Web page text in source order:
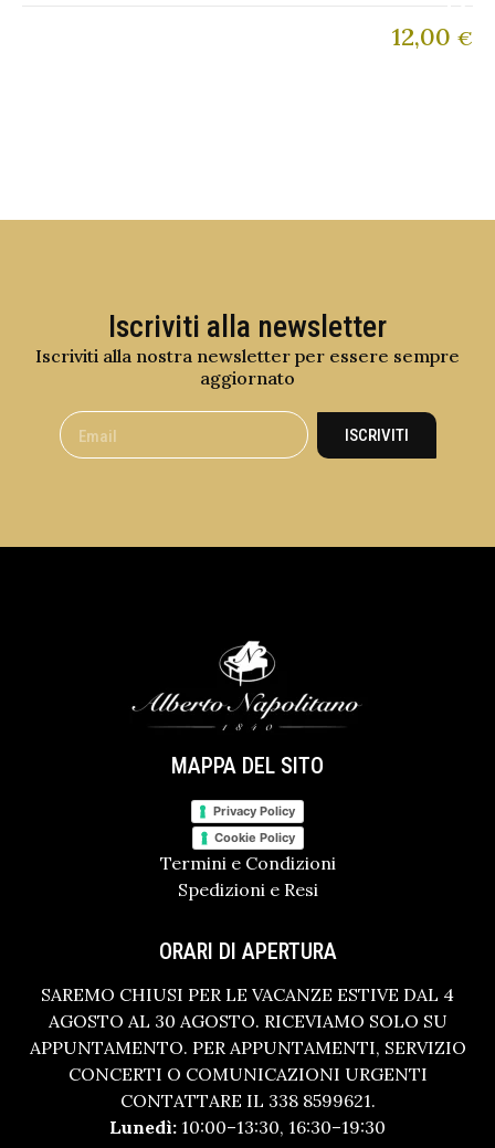
12,00 €
Iscriviti alla newsletter
Iscriviti alla nostra newsletter per essere sempre
aggiornato
ISCRIVITI
MAPPA DEL SITO
Privacy Policy
Cookie Policy
Termini e Condizioni
Spedizioni e Resi
ORARI DI APERTURA
SAREMO CHIUSI PER LE VACANZE ESTIVE DAL 4
AGOSTO AL 30 AGOSTO. RICEVIAMO SOLO SU
APPUNTAMENTO. PER APPUNTAMENTI, SERVIZIO
CONCERTI O COMUNICAZIONI URGENTI
CONTATTARE IL 338 8599621.
Lunedì: 10:00–13:30, 16:30–19:30